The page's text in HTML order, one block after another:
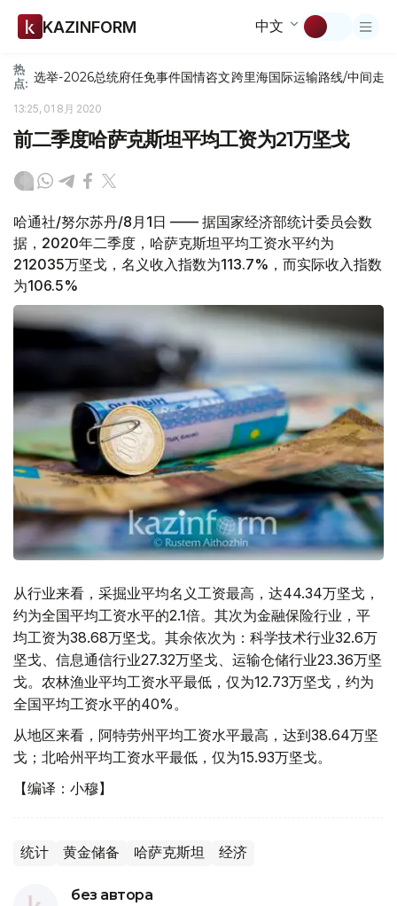
KAZINFORM 中文
热
点: 选举-2026总统府任免事件国情咨文跨里海国际运输路线/中间走廊
13:25, 01 8月 2020
前二季度哈萨克斯坦平均工资为21万坚戈
哈通社/努尔苏丹/8月1日 —— 据国家经济部统计委员会数
据，2020年二季度，哈萨克斯坦平均工资水平约为
212035万坚戈，名义收入指数为113.7%，而实际收入指数
为106.5%
从行业来看，采掘业平均名义工资最高，达44.34万坚戈，
约为全国平均工资水平的2.1倍。其次为金融保险行业，平
均工资为38.68万坚戈。其余依次为：科学技术行业32.6万
坚戈、信息通信行业27.32万坚戈、运输仓储行业23.36万坚
戈。农林渔业平均工资水平最低，仅为12.73万坚戈，约为
全国平均工资水平的40%。
从地区来看，阿特劳州平均工资水平最高，达到38.64万坚
戈；北哈州平均工资水平最低，仅为15.93万坚戈。
【编译：小穆】
统计 黄金储备 哈萨克斯坦 经济
без автора